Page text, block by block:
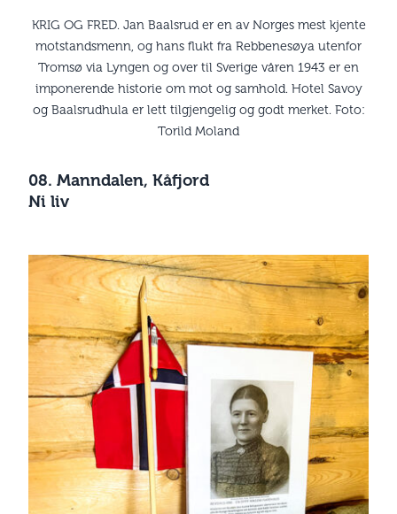
KRIG OG FRED. Jan Baalsrud er en av Norges mest kjente
motstandsmenn, og hans flukt fra Rebbenesøya utenfor
Tromsø via Lyngen og over til Sverige våren 1943 er en
imponerende historie om mot og samhold. Hotel Savoy
og Baalsrudhula er lett tilgjengelig og godt merket. Foto:
Torild Moland
08. Manndalen, Kåfjord
Ni liv